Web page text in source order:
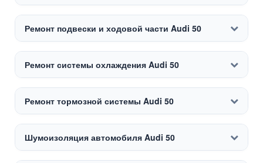
Ремонт подвески и ходовой части Audi 50
Ремонт системы охлаждения Audi 50
Ремонт тормозной системы Audi 50
Шумоизоляция автомобиля Audi 50